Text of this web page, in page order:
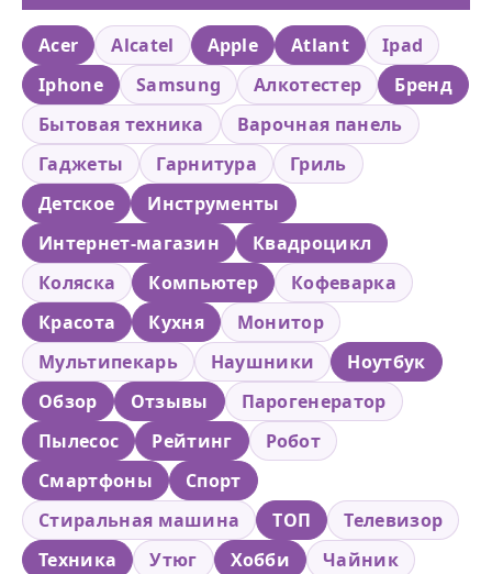
Acer Alcatel Apple Atlant
Ipad
Iphone
Samsung Алкотестер
Бренд
Бытовая техника
Варочная панель
Гаджеты
Гарнитура
Гриль
Детское
Инструменты
Интернет-магазин
Квадроцикл
Коляска
Компьютер
Кофеварка
Красота
Кухня
Монитор
Мультипекарь
Наушники
Ноутбук
Обзор
Отзывы
Парогенератор
Пылесос
Рейтинг
Робот
Смартфоны
Спорт
Стиральная машина
ТОП
Телевизор
Техника
Утюг Хобби
Чайник